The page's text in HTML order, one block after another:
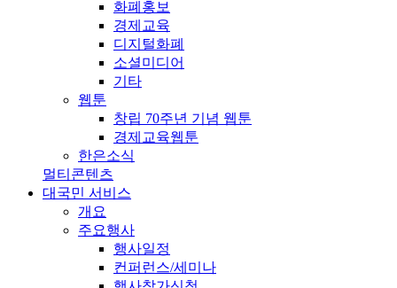
화폐홍보
경제교육
디지털화폐
소셜미디어
기타
웹툰
창립 70주년 기념 웹툰
경제교육웹툰
한은소식
멀티콘텐츠
대국민 서비스
개요
주요행사
행사일정
컨퍼런스/세미나